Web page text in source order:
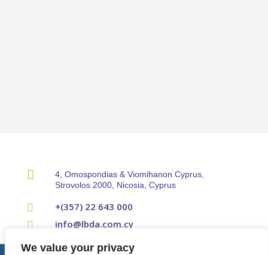
We value your privacy

4, Omospondias & Viomihanon Cyprus,
Strovolos 2000, Nicosia, Cyprus

+(357) 22 643 000

info@lbda.com.cy